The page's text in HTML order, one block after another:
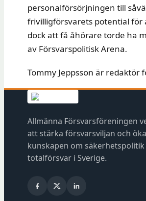
personalförsörjningen till
frivilligförsvarets potential
dock att få åhörare torde ha
av Försvarspolitisk Arena.
Tommy Jeppsson är redaktör
Allmänna Försvarsföreningen
att stärka försvarsviljan och öka
kunskapen om säkerhetspolitik
totalförsvar i Sverige.